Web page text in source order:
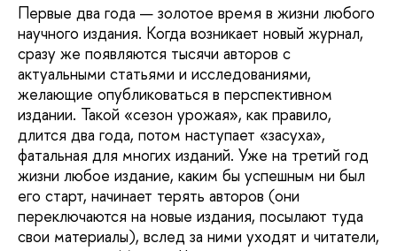
Первые два года — золотое время в жизни любого
научного издания. Когда возникает новый журнал,
сразу же появляются тысячи авторов с
актуальными статьями и исследованиями,
желающие опубликоваться в перспективном
издании. Такой «сезон урожая», как правило,
длится два года, потом наступает «засуха»,
фатальная для многих изданий. Уже на третий год
жизни любое издание, каким бы успешным ни был
его старт, начинает терять авторов (они
переключаются на новые издания, посылают туда
свои материалы), вслед за ними уходят и читатели,